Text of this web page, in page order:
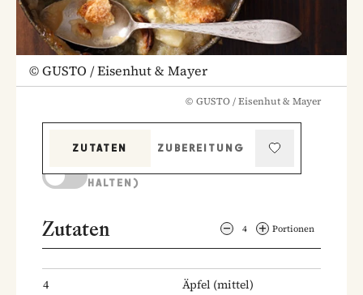
©GUSTO / Eisenhut & Mayer
© GUSTO / Eisenhut & Mayer
ZUTATEN
ZUBEREITUNG
HALTEN)
Zutaten 4 Portionen
4 Äpfel (mittel)